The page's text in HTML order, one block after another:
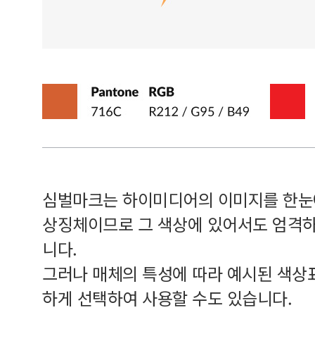
심벌마크는 하이미디어의 이미지를 한
상징체이므로 그 색상에 있어서도 엄격
니다.
그러나 매체의 특성에 따라 예시된 색
하게 선택하여 사용할 수도 있습니다.